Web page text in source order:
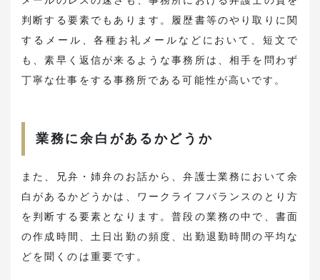
判断する要素でもあります。履歴書等のやり取りに関
するメール、各種お礼メールなどにおいて、短文で
も、素早く返信が来るような事務所は、相手を問わず
丁寧な仕事をする事務所である可能性が高いです。
業務に余白があるかどうか
また、兄弁・姉弁のお話から、弁護士業務において余
白があるかどうかは、ワークライフバランスのとり方
を判断する要素となります。普段の業務の中で、書面
の作成時間、土日出勤の頻度、出勤退勤時間の平均な
どを聞くのは重要です。